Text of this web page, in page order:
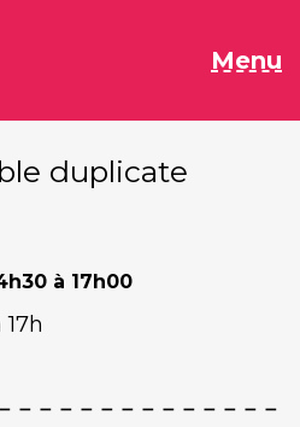
Menu
duplicate
à 17h00